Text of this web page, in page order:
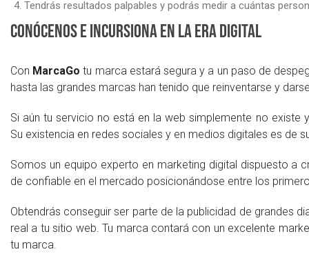
Tendrás resultados palpables y podrás medir a cuántas
Conócenos e incursiona en la era digital
Con MarcaGotu marca estará segura y a un paso de
hasta las grandes marcas han tenido que reinventarse y
Si aún tu servicio no está en la web simplemente no existe
Su existencia en redes sociales y en medios digitales es de
Somos un equipo experto en marketing digital dispuesto a
de confiable en el mercado posicionándose entre los
Obtendrás conseguir ser parte de la publicidad de grandes
real a tu sitio web. Tu marca contará con un excelente
tu marca.